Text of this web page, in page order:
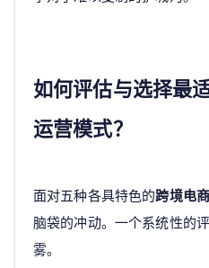
如何评估与选择最
运营模式？
面对五种各具特色的跨境电
脑袋的冲动。一个系统性的
雾。